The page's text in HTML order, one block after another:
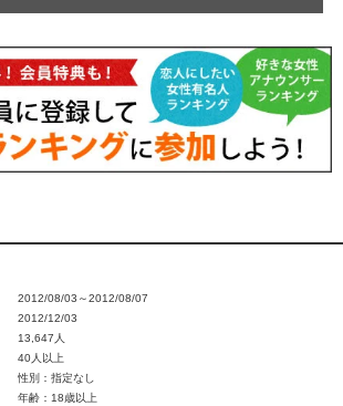
2012/08/03～2012/08/07
2012/12/03
13,647人
40人以上
性別：指定なし
年齢：18歳以上